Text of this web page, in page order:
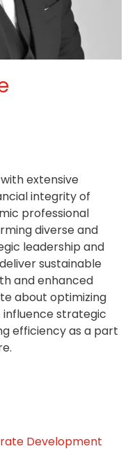
extensive
integrity of
professional
diverse and
leadership and
sustainable
and enhanced
about optimizing
strategic
efficiency as a part
Development